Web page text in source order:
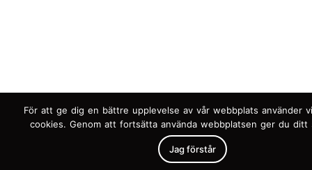
För att ge dig en bättre upplevelse av vår webbplats använder
cookies. Genom att fortsätta använda webbplatsen ger du ditt
Jag förstår